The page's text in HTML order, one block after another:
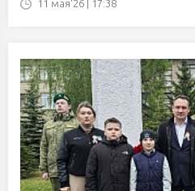
11 мая'26 | 17:38